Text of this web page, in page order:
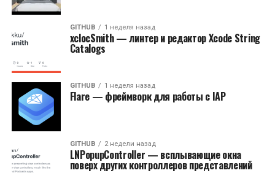
GITHUB 1 неделя назад
xclocSmith — линтер и редактор Xcode String
Catalogs
GITHUB 1 неделя назад
Flare — фреймворк для работы с IAP
GITHUB 2 недели назад
LNPopupController — всплывающие окна
поверх других контроллеров представлений